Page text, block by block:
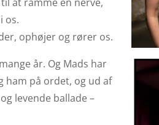
os.
ophøjer og rører os.
år. Og Mads har
ham på ordet, og ud af
levende ballade –